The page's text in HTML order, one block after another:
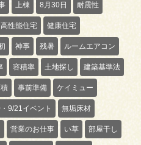
上棟 8月30日 耐震性
高性能住宅 健康住宅
神事 残暑 ルームエアコン
容積率 土地探し 建築基準法
事前準備 ケイミュー
9/21イベント 無垢床材
営業のお仕事 い草 部屋干し